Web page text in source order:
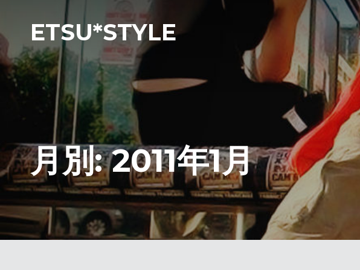
ETSU*STYLE
月別: 2011年1月